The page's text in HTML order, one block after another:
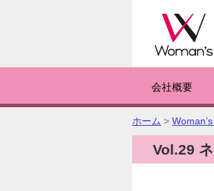
会社概要
こ
の
ー
ホーム >
Vol.29